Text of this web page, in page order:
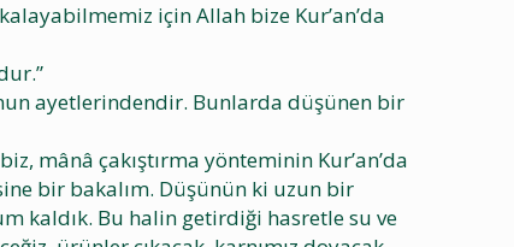
için Allah bize Kur’an’da
ayetlerindendir. Bunlarda düşünen bir
mânâ çakıştırma yönteminin Kur’an’da
bir bakalım. Düşünün ki uzun bir
kaldık. Bu halin getirdiği hasretle su ve